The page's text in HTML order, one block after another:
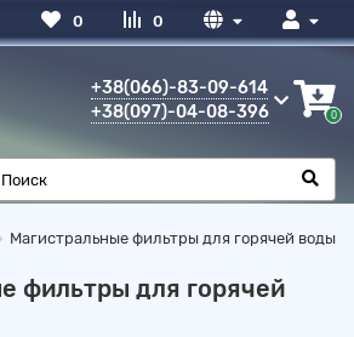
0
0
+38(066)-83-09-614
+38(097)-04-08-396
0
Магистральные фильтры для горячей воды
фильтры для горячей